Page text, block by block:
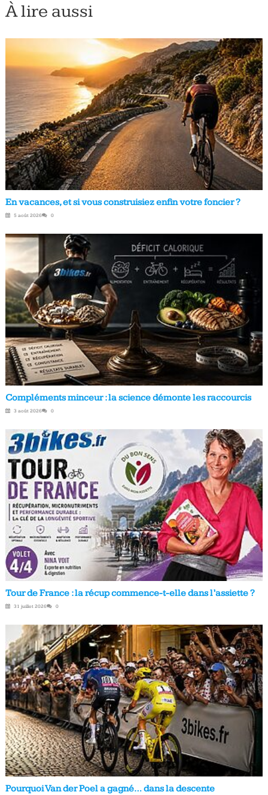
À lire aussi
En vacances, et si vous construisiez enfin votre foncier ?
5 août 2026 0
Compléments minceur : la science démonte les raccourcis
3 août 2026 0
Tour de France : la récup commence-t-elle dans l’assiette ?
31 juillet 2026 0
Pourquoi Van der Poel a gagné… dans la descente